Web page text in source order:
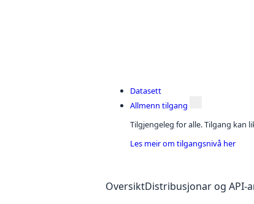
Datasett
Allmenn tilgang
Tilgjengeleg for alle. Tilgang kan
Les meir om tilgangsnivå her
OversiktDistribusjonar og API-